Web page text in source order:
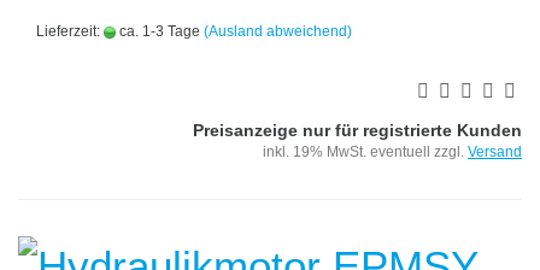
Lieferzeit: ca. 1-3 Tage (Ausland abweichend)
Preisanzeige nur für registrierte Kunden
inkl. 19% MwSt. eventuell zzgl. Versand